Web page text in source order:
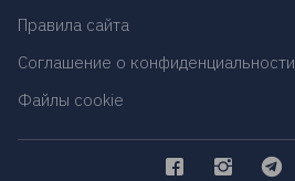
Правила сайта
Соглашение о конфиденциальности
Файлы cookie